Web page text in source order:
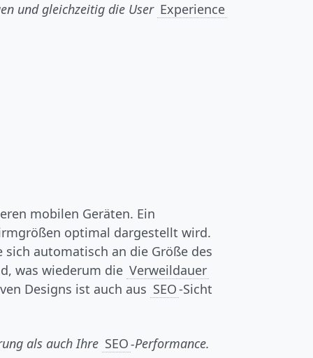
und gleichzeitig die User Experience
mobilen Geräten. Ein
optimal dargestellt wird.
automatisch an die Größe des
was wiederum die Verweildauer
Designs ist auch aus SEO-Sicht
als auch Ihre SEO-Performance.